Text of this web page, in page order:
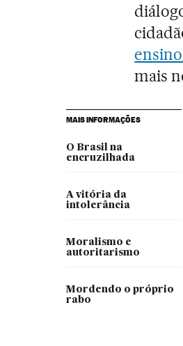
mais
MAIS INFORMAÇÕES
O Brasil na
encruzilhada
A vitória da
intolerância
Moralismo e
autoritarismo
Mordendo o próprio
rabo